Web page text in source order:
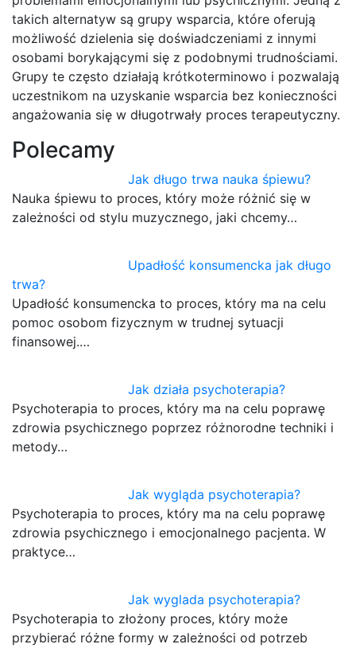
takich alternatyw są grupy wsparcia, które oferują
możliwość dzielenia się doświadczeniami z innymi
osobami borykającymi się z podobnymi trudnościami.
Grupy te często działają krótkoterminowo i pozwalają
uczestnikom na uzyskanie wsparcia bez konieczności
angażowania się w długotrwały proces terapeutyczny.
Polecamy
Jak długo trwa nauka śpiewu?
Nauka śpiewu to proces, który może różnić się w
zależności od stylu muzycznego, jaki chcemy…
Upadłość konsumencka jak długo
trwa?
Upadłość konsumencka to proces, który ma na celu
pomoc osobom fizycznym w trudnej sytuacji
finansowej.…
Jak działa psychoterapia?
Psychoterapia to proces, który ma na celu poprawę
zdrowia psychicznego poprzez różnorodne techniki i
metody…
Jak wygląda psychoterapia?
Psychoterapia to proces, który ma na celu poprawę
zdrowia psychicznego i emocjonalnego pacjenta. W
praktyce…
Jak wyglada psychoterapia?
Psychoterapia to złożony proces, który może
przybierać różne formy w zależności od potrzeb